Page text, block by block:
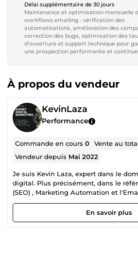
Délai supplémentaire de 30 jours
Maintenance et optimisation mensuelle
workflows emailing : vérification des
automatisations, amélioration des
correction des bugs, optimisation des
d’ouverture et support technique pour
une prospection performante et
À propos du vendeur
KevinLaza
Performance
Commande en cours0 Vente au
Vendeur depuis Mai 2022
Je suis Kevin Laza, expert dans le domaine du marketing
digital. Plus précisément, dans le
(SEO) , Marketing Automation et
de contenu et l'analyse de données.
expérience en tant que Responsable
sein du prestigieux Nosy Saba Private
En savoir plus